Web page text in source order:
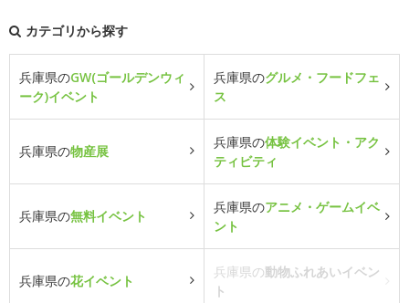
カテゴリから探す
兵庫県のGW(ゴールデンウィ
ーク)イベント
兵庫県のグルメ・フードフェ
ス
兵庫県の物産展
兵庫県の体験イベント・アク
ティビティ
兵庫県の無料イベント
兵庫県のアニメ・ゲームイベ
ント
兵庫県の花イベント
兵庫県の動物ふれあいイベン
ト